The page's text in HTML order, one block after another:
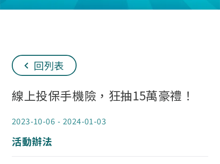
回列表
線上投保手機險，狂抽15萬豪禮！
2023-10-06 - 2024-01-03
活動辦法